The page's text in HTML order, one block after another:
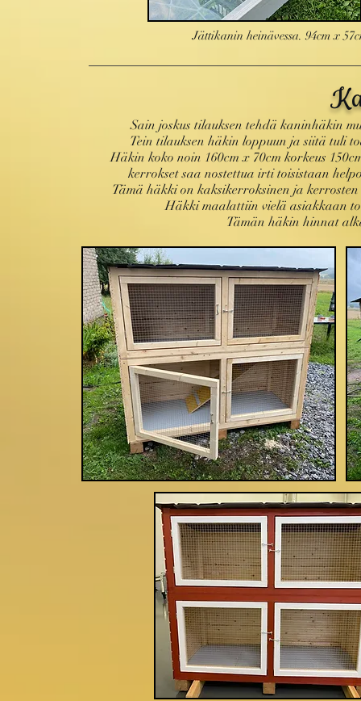
Jättikanin heinävessa. 94cm x
Sain joskus tilauksen tehdä kaninhäkin
Tein tilauksen häkin loppuun ja siitä tuli
Häkin koko noin 160cm x 70cm korkeus
kerrokset saa nostettua irti toisistaan
Tämä häkki on kaksikerroksinen ja
Häkki maalattiin vielä asiakkaan
Tämän häkin hinnat